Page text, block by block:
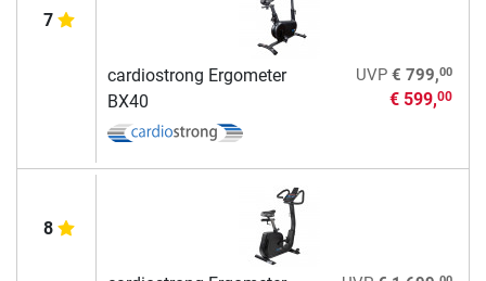
7
cardiostrong Ergometer
BX40
UVP € 799,00
€ 599,00
8